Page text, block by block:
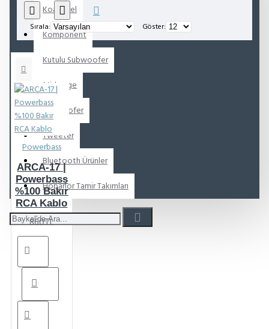
Koaksiyel
Komponent
Kutulu Subwoofer
Midrange
Subwoofer
Tweeter
Bluetooth Ürünler
Hoparlör Tamir Takımları
Sırala: Göster:
Powerbass
ARCA-17 |
Powerbass
%100 Bakır
RCA Kablo
860TL